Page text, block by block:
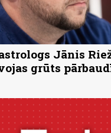
Jānis
grūts